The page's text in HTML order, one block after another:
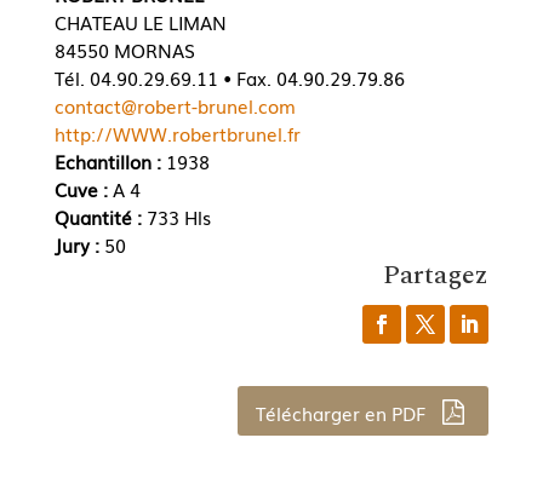
CHATEAU LE LIMAN
84550 MORNAS
Tél. 04.90.29.69.11 • Fax. 04.90.29.79.86
contact@robert-brunel.com
http://WWW.robertbrunel.fr
Echantillon :1938
Cuve :A 4
Quantité : 733 Hls
Jury : 50
Partagez
Télécharger en PDF